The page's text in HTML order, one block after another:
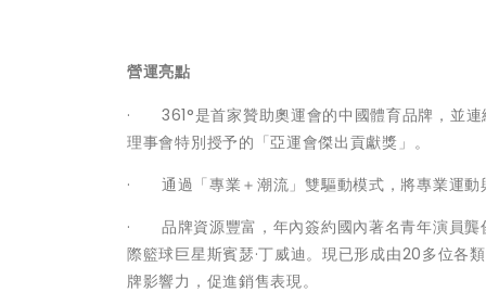
營運亮點
· 361°是首家贊助奧運會的中國體育品牌，並連
理事會特別授予的「亞運會傑出貢獻獎」。
· 通過「專業＋潮流」雙驅動模式，將專業運動
· 品牌資源豐富，年內簽約國內著名青年演員龔
際籃球巨星斯賓瑟·丁威迪。現已形成由20多位各
牌影響力，促進銷售表現。